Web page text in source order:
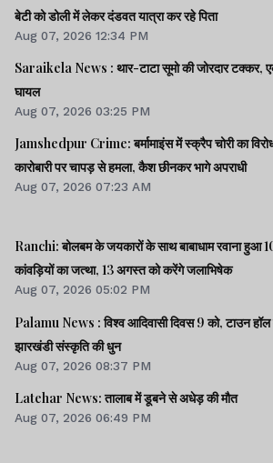
बेटी को डोली में लेकर दंडवत यात्रा कर रहे पिता
Aug 07, 2026 12:34 PM
Saraikela News : थार-टाटा सूमो की जोरदार टक्कर,
घायल
Aug 07, 2026 03:25 PM
Jamshedpur Crime: बर्मामाइंस में स्क्रैप चोरी का
कारोबारी पर चापड़ से हमला, कैश छीनकर भागे अपराधी
Aug 07, 2026 07:23 AM
Ranchi: बोलबम के जयकारों के साथ बाबाधाम रवाना हुआ
कांवड़ियों का जत्था, 13 अगस्त को करेंगे जलाभिषेक
Aug 07, 2026 05:02 PM
Palamu News : विश्व आदिवासी दिवस 9 को, टाउन
झारखंडी संस्कृति की धुन
Aug 07, 2026 08:37 PM
Latehar News: तालाब में डूबने से अधेड़ की मौत
Aug 07, 2026 06:49 PM